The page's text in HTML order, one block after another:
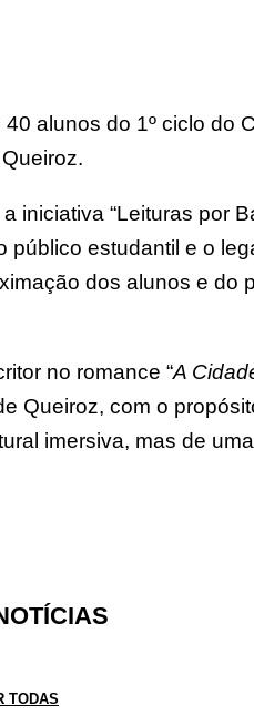
alunos do 1º ciclo do
“Leituras por
estudantil e o
dos alunos e do
no romance “A
Queiroz, com o
imersiva, mas de
TODAS